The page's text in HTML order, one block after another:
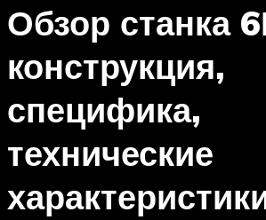
Обзор станка
конструкция,
специфика,
технические